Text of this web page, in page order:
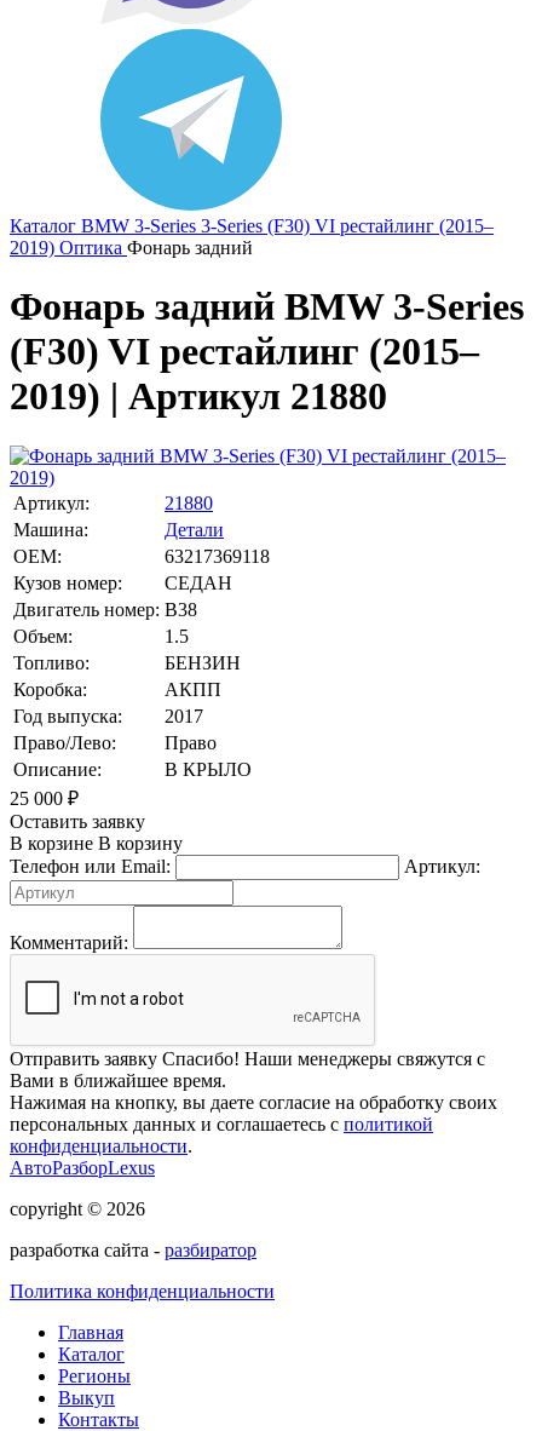
Каталог BMW 3-Series 3-Series (F30) VI рестайлинг (2015–
2019) Оптика Фонарь задний
Фонарь задний BMW 3-Series
(F30) VI рестайлинг (2015–
2019) | Артикул 21880
Артикул:
21880
Машина:
Детали
OEM:
63217369118
Кузов номер:
СЕДАН
Двигатель номер: B38
Объем:
1.5
Топливо:
БЕНЗИН
Коробка:
АКПП
Год выпуска:
2017
Право/Лево:
Право
Описание:
В КРЫЛО
25 000 ₽
Оставить заявку
В корзине В корзину
Телефон или Email:
Артикул:
Комментарий:
Отправить заявку Спасибо! Наши менеджеры свяжутся с
Вами в ближайшее время.
Нажимая на кнопку, вы даете согласие на обработку своих
персональных данных и соглашаетесь с политикой
конфиденциальности.
АвтоРазборLexus
copyright © 2026
разработка сайта - разбиратор
Политика конфиденциальности
Главная
Каталог
Регионы
Выкуп
Контакты